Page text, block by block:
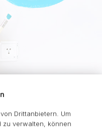
Drittanbietern. Um
zu verwalten, können